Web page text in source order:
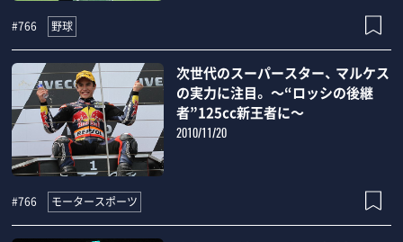
#766 野球
次世代のスーパースター、 マルケス
の実力に注目。 ～“ロッシの後継
者”125cc新王者に～
2010/11/20
#766 モータースポーツ